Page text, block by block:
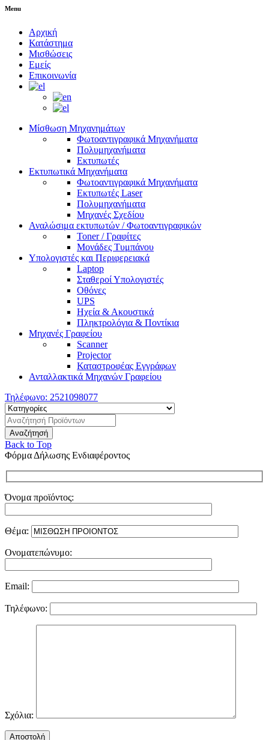
Menu
Αρχική
Κατάστημα
Μισθώσεις
Εμείς
Επικοινωνία
Μίσθωση Μηχανημάτων
Φωτοαντιγραφικά Μηχανήματα
Πολυμηχανήματα
Εκτυπωτές
Εκτυπωτικά Μηχανήματα
Φωτοαντιγραφικά Μηχανήματα
Εκτυπωτές Laser
Πολυμηχανήματα
Μηχανές Σχεδίου
Αναλώσιμα εκτυπωτών / Φωτοαντιγραφικών
Toner / Γραφίτες
Μονάδες Τυμπάνου
Υπολογιστές και Περιφερειακά
Laptop
Σταθεροί Υπολογιστές
Οθόνες
UPS
Ηχεία & Ακουστικά
Πληκτρολόγια & Ποντίκια
Μηχανές Γραφείου
Scanner
Projector
Καταστροφέας Εγγράφων
Ανταλλακτικά Μηχανών Γραφείου
Τηλέφωνο: 2521098077
Back to Top
Φόρμα Δήλωσης Ενδιαφέροντος
Όνομα προϊόντος:
Θέμα:
Ονοματεπώνυμο:
Email:
Τηλέφωνο:
Σχόλια: